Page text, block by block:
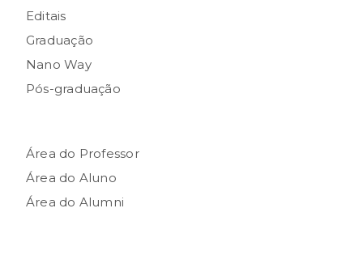
Editais
Graduação
Nano Way
Pós-graduação
Área do Professor
Área do Aluno
Área do Alumni